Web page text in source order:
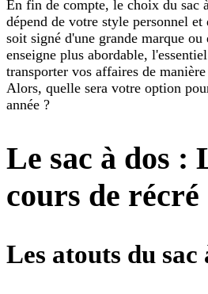
En fin de compte, le choix du sac
dépend de votre style personnel
soit signé d'une grande marque
enseigne plus abordable,
transporter vos affaires de
Alors, quelle sera votre option
année ?
Le sac à dos :
cours de récré
Les atouts du sac